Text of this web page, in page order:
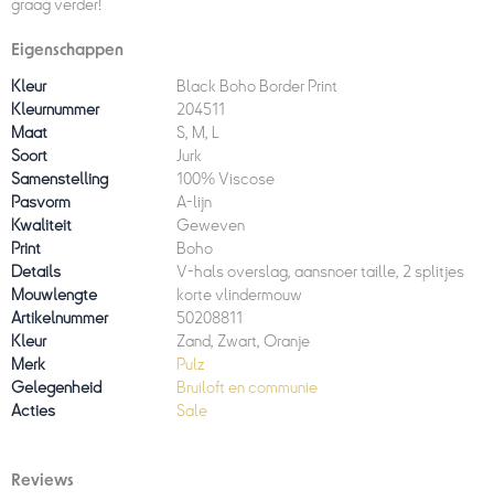
graag verder!
Eigenschappen
Kleur
Black Boho Border Print
Kleurnummer
204511
Maat
S, M, L
Soort
Jurk
Samenstelling
100% Viscose
Pasvorm
A-lijn
Kwaliteit
Geweven
Print
Boho
Details
V-hals overslag, aansnoer taille, 2 splitjes
Mouwlengte
korte vlindermouw
Artikelnummer
50208811
Kleur
Zand, Zwart, Oranje
Merk
Pulz
Gelegenheid
Bruiloft en communie
Acties
Sale
Reviews